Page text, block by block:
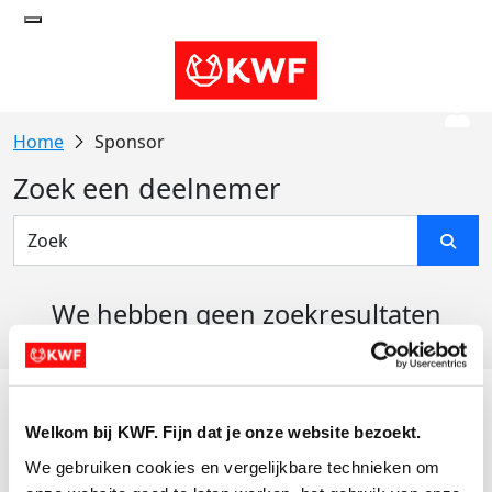
Welkom bij KWF. Fijn dat je onze website bezoekt.
We gebruiken cookies en vergelijkbare technieken om
Sponsor
Zoek een deelnemer
We hebben geen zoekresultaten
Actiematerialen
Evenementen